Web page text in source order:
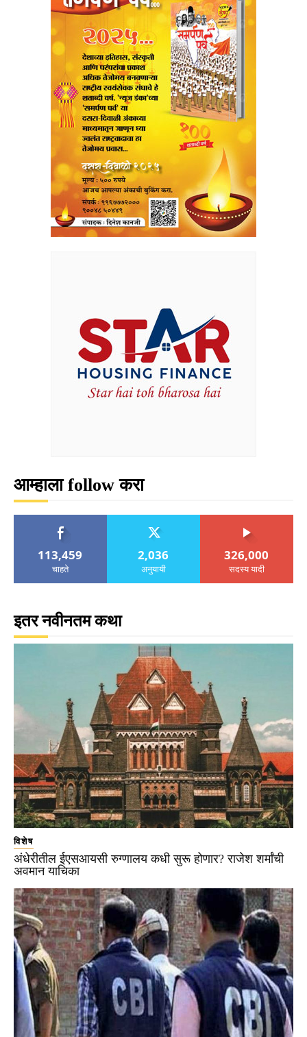
आम्हाला follow करा
113,459
चाहते
2,036
अनुयायी
326,000
सदस्य यादी
इतर नवीनतम कथा
विशेष
अंधेरीतील ईएसआयसी रुग्णालय कधी सुरू होणार? राजेश शर्मांची
अवमान याचिका